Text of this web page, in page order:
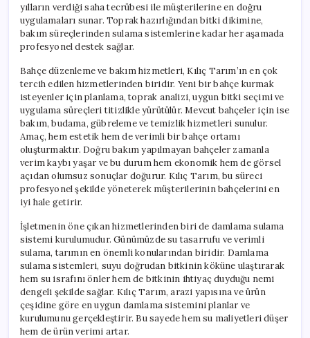
yılların verdiği saha tecrübesi ile müşterilerine en doğru
uygulamaları sunar. Toprak hazırlığından bitki dikimine,
bakım süreçlerinden sulama sistemlerine kadar her aşamada
profesyonel destek sağlar.
Bahçe düzenleme ve bakım hizmetleri, Kılıç Tarım’ın en çok
tercih edilen hizmetlerinden biridir. Yeni bir bahçe kurmak
isteyenler için planlama, toprak analizi, uygun bitki seçimi ve
uygulama süreçleri titizlikle yürütülür. Mevcut bahçeler için ise
bakım, budama, gübreleme ve temizlik hizmetleri sunulur.
Amaç, hem estetik hem de verimli bir bahçe ortamı
oluşturmaktır. Doğru bakım yapılmayan bahçeler zamanla
verim kaybı yaşar ve bu durum hem ekonomik hem de görsel
açıdan olumsuz sonuçlar doğurur. Kılıç Tarım, bu süreci
profesyonel şekilde yöneterek müşterilerinin bahçelerini en
iyi hale getirir.
İşletmenin öne çıkan hizmetlerinden biri de damlama sulama
sistemi kurulumudur. Günümüzde su tasarrufu ve verimli
sulama, tarımın en önemli konularından biridir. Damlama
sulama sistemleri, suyu doğrudan bitkinin köküne ulaştırarak
hem su israfını önler hem de bitkinin ihtiyaç duyduğu nemi
dengeli şekilde sağlar. Kılıç Tarım, arazi yapısına ve ürün
çeşidine göre en uygun damlama sistemini planlar ve
kurulumunu gerçekleştirir. Bu sayede hem su maliyetleri düşer
hem de ürün verimi artar.